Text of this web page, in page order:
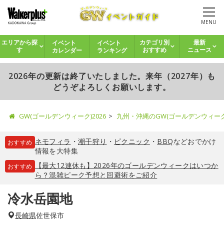
MENU
エリアから探
す
イベント
カレンダー
イベント
ランキング
カテゴリ別
おすすめ
最新
ニュース
2026年の更新は終了いたしました。来年（2027年）も
どうぞよろしくお願いします。
GW(ゴールデンウィーク)2026 九州・沖縄のGW(ゴールデンウィ
おすすめ ネモフィラ ・ 潮干狩り ・ ピクニック ・ BBQなどおでかけ
情報を大特集
おすすめ
【最大12連休も】2026年のゴールデンウィークはいつか
ら？混雑ピーク予想と回避術をご紹介
冷水岳園地
長崎県佐世保市